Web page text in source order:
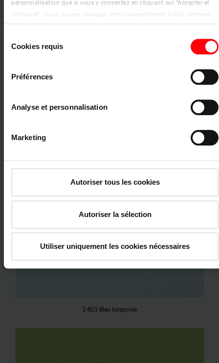
personnalisation que si vous y consentez en cliquant sur "Accepter et
continuer". Vous pouvez révoquer votre consentement à tout moment.
options de personnalisation sous le bouton "Afficher les détails".
Mentions légales|
duCookies requis
Préférences
Analyse et personnalisation
Marketing
Autoriser tous les cookies
Autoriser la sélection
Utiliser uniquement les cookies nécessaires
Trend uni – Groupe de prix 2 –
2-R22 Bleu nuit
2-R23 Bleu turquoise